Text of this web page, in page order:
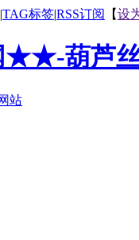
|TAG标签|RSS订阅 【设